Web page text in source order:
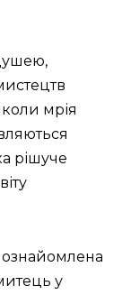
коли мрія
рішуче
ознайомлена
у